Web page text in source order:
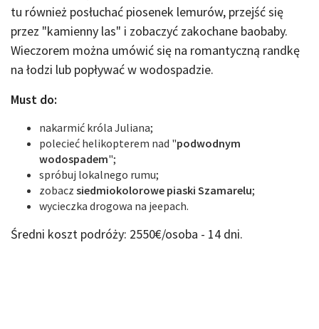
tu również posłuchać piosenek lemurów, przejść się
przez "kamienny las" i zobaczyć zakochane baobaby.
Wieczorem można umówić się na romantyczną randkę
na łodzi lub popływać w wodospadzie.
Must do:
nakarmić króla Juliana;
polecieć helikopterem nad "podwodnym
wodospadem";
spróbuj lokalnego rumu;
zobacz siedmiokolorowe piaski Szamarelu;
wycieczka drogowa na jeepach.
Średni koszt podróży: 2550€/osoba - 14 dni.